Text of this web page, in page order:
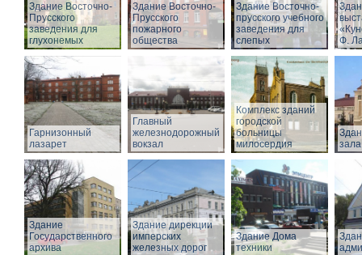
Здание Восточно-
Прусского
заведения для
глухонемых
Здание Восточно-
Прусского
пожарного
общества
Здание Восточно-
прусского учебного
заведения для
слепых
Ф.
Гарнизонный
лазарет
Главный
железнодорожный
вокзал
Комплекс зданий
городской
больницы
милосердия
зала
Здание
Государственного
архива
Здание дирекции
имперских
железных дорог
Здание Дома
техники